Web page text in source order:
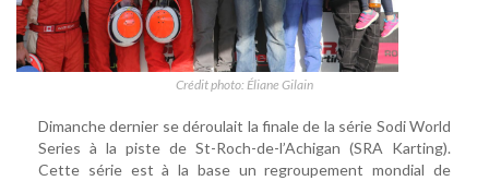
Crédit photo: Éliane Gilain
Dimanche dernier se déroulait la finale de la série Sodi World
Series à la piste de St-Roch-de-l’Achigan (SRA Karting).
Cette série est à la base un regroupement mondial de